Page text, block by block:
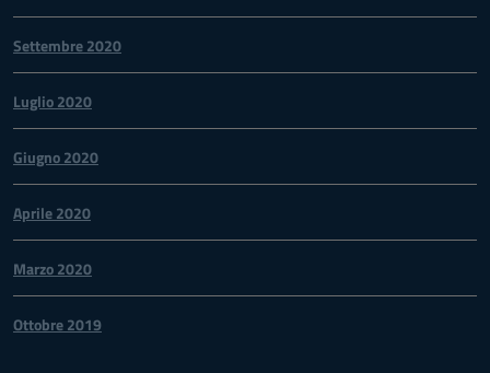
Settembre 2020
Luglio 2020
Giugno 2020
Aprile 2020
Marzo 2020
Ottobre 2019